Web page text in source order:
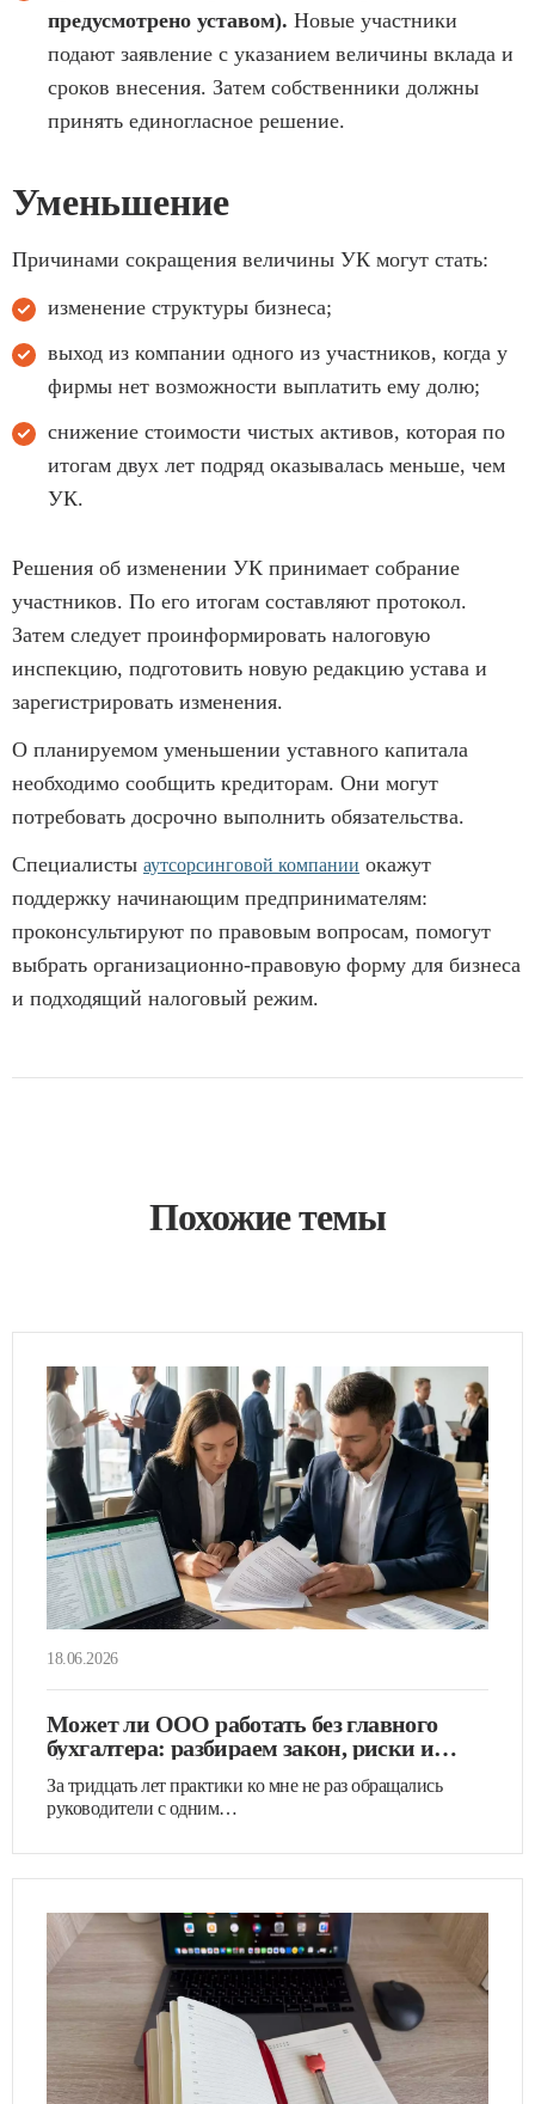
предусмотрено уставом). Новые участники
подают заявление с указанием величины вклада и
сроков внесения. Затем собственники должны
принять единогласное решение.
Уменьшение
Причинами сокращения величины УК могут стать:
изменение структуры бизнеса;
выход из компании одного из участников, когда у
фирмы нет возможности выплатить ему долю;
снижение стоимости чистых активов, которая по
итогам двух лет подряд оказывалась меньше, чем
УК.
Решения об изменении УК принимает собрание
участников. По его итогам составляют протокол.
Затем следует проинформировать налоговую
инспекцию, подготовить новую редакцию устава и
зарегистрировать изменения.
О планируемом уменьшении уставного капитала
необходимо сообщить кредиторам. Они могут
потребовать досрочно выполнить обязательства.
Специалисты аутсорсинговой компании окажут
поддержку начинающим предпринимателям:
проконсультируют по правовым вопросам, помогут
выбрать организационно-правовую форму для бизнеса
и подходящий налоговый режим.
Похожие темы
18.06.2026
Может ли ООО работать без главного
бухгалтера: разбираем закон, риски и
За тридцать лет практики ко мне не раз обращались
руководители с одним…